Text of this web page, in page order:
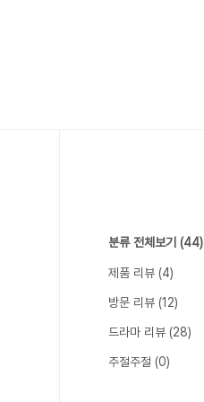
분류 전체보기 (44)
제품 리뷰 (4)
방문 리뷰 (12)
드라마 리뷰 (28)
주절주절 (0)